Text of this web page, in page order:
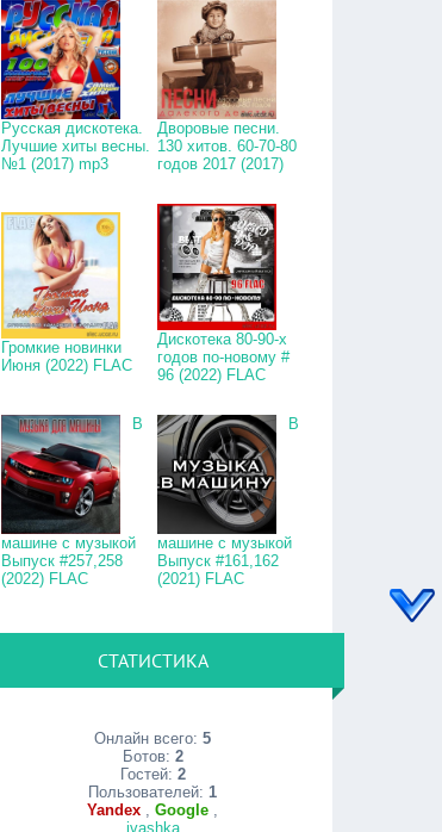
Русская дискотека.
Лучшие хиты весны.
№1 (2017) mp3
Дворовые песни.
130 хитов. 60-70-80
годов 2017 (2017)
Громкие новинки
Июня (2022) FLAC
Дискотека 80-90-х
годов по-новому #
96 (2022) FLAC
В
машине с музыкой
Выпуск #257,258
(2022) FLAC
В
машине с музыкой
Выпуск #161,162
(2021) FLAC
СТАТИСТИКА
Онлайн всего:5
Ботов: 2
Гостей: 2
Пользователей:1
Yandex ,Google ,
ivashka